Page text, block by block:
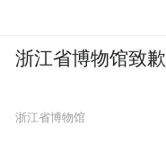
浙江省博物馆致歉
浙江省博物馆